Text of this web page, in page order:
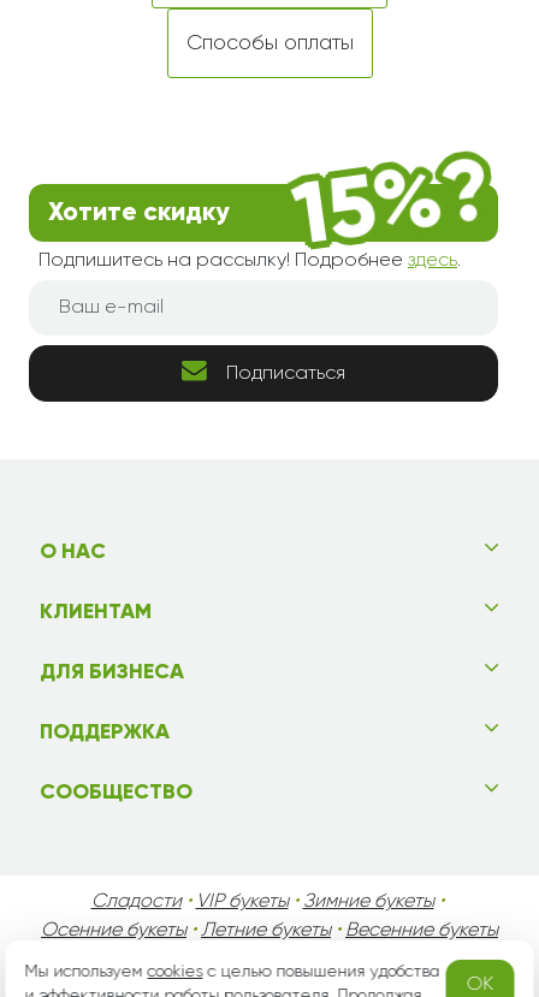
Способы оплаты
Хотите скидку
Подпишитесь на рассылку! Подробнее здесь.
Подписаться
О НАС
КЛИЕНТАМ
ДЛЯ БИЗНЕСА
ПОДДЕРЖКА
СООБЩЕСТВО
Сладости• VIP букеты• Зимние букеты•
Осенние букеты•Летние букеты• Весенние букеты
•
День Мужчин•Праздники!
Мы используемcookiesс целью повышения удобства
OK